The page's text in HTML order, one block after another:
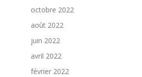
octobre 2022
août 2022
juin 2022
avril 2022
février 2022